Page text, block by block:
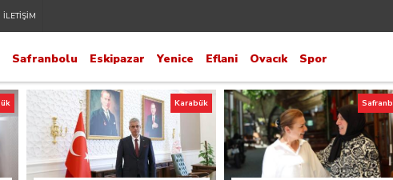
İLETİŞİM
Safranbolu Eskipazar Yenice Eflani Ovacık Spor
Karabük